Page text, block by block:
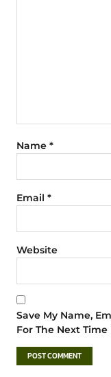
Name *
Email *
Website
Save My Name,
For The Next